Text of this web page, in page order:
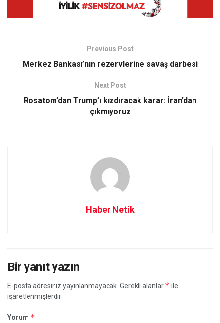
Previous Post
Merkez Bankası’nın rezervlerine savaş darbesi
Next Post
Rosatom’dan Trump’ı kızdıracak karar: İran’dan
çıkmıyoruz
Haber Netik
Bir yanıt yazın
E-posta adresiniz yayınlanmayacak. Gerekli alanlar * ile
işaretlenmişlerdir
Yorum *